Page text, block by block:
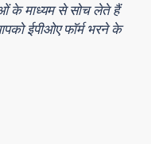
के माध्यम से सोच लेते हैं
ईपीओए फॉर्म भरने के